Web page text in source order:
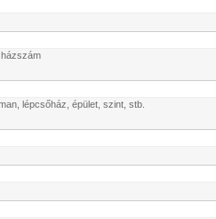
lépcsőház, épület, szint, stb.